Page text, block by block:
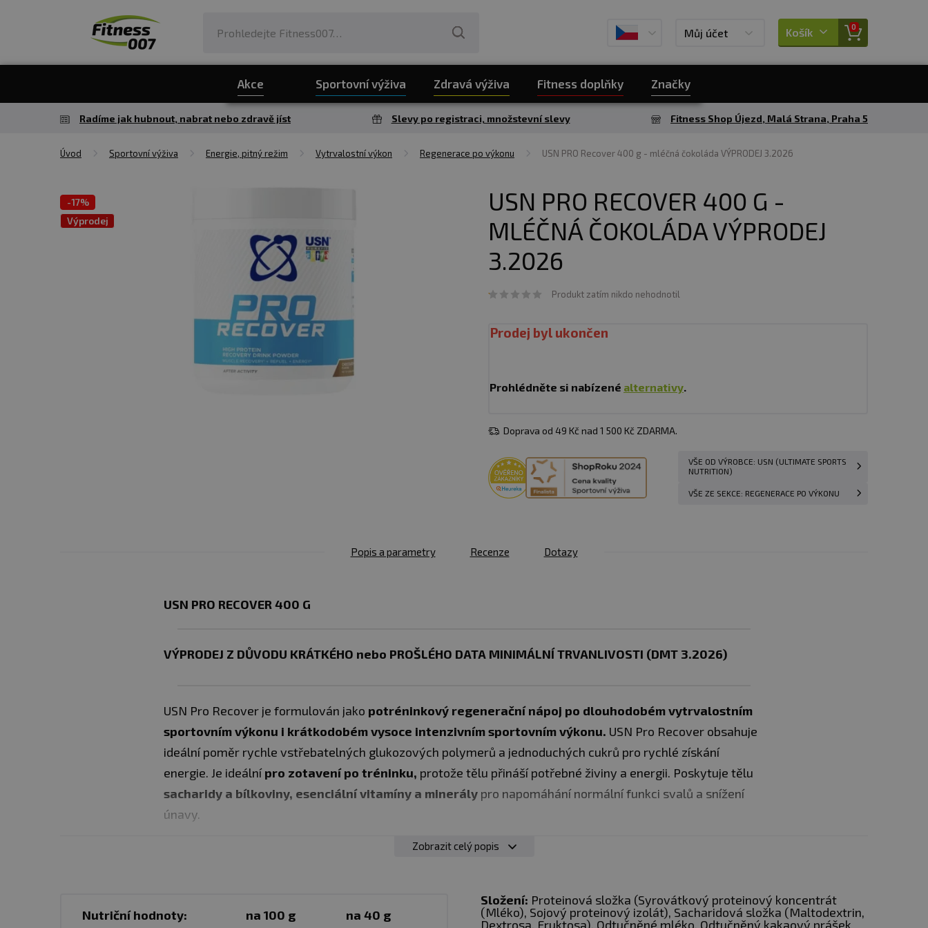
Můj účet Košík 0
Akce Sportovní výživa Zdravá výživa Fitness doplňky Značky
Radíme jak hubnout, nabrat nebo zdravě jíst Slevy po registraci, množstevní slevy Fitness Shop Újezd, Malá Strana, Praha 5
Úvod Sportovní výživa Energie, pitný režim Vytrvalostní výkon Regenerace po výkonu USN PRO Recover 400 g - mléčná čokoláda VÝPRODEJ 3.2026
-17%
Výprodej
USN PRO RECOVER 400 G -
MLÉČNÁ ČOKOLÁDA VÝPRODEJ
3.2026
Produkt zatím nikdo nehodnotil
Prodej byl ukončen
Prohlédněte si nabízené alternativy.
Doprava od 49 Kč nad 1 500 Kč ZDARMA.
VŠE OD VÝROBCE: USN (ULTIMATE SPORTS
NUTRITION)
VŠE ZE SEKCE: REGENERACE PO VÝKONU
Popis a parametry Recenze Dotazy
USN PRO RECOVER 400 G
VÝPRODEJ Z DŮVODU KRÁTKÉHO nebo PROŠLÉHO DATA MINIMÁLNÍ TRVANLIVOSTI (DMT 3.2026)
USN Pro Recover je formulován jako potréninkový regenerační nápoj po dlouhodobém vytrvalostním
sportovním výkonu i krátkodobém vysoce intenzivním sportovním výkonu. USN Pro Recover obsahuje
ideální poměr rychle vstřebatelných glukozových polymerů a jednoduchých cukrů pro rychlé získání
energie. Je ideálnípro zotavení po tréninku, protože tělu přináší potřebné živiny a energii. Poskytuje tělu
sacharidy a bílkoviny, esenciální vitamíny a minerály pro napomáhání normální funkci svalů a snížení
únavy.
✅ideální poměr rychle vstřebatelných glukozových polymerů a jednoduchých cukrů
Zobrazit celý popis
Nutriční hodnoty: na 100 g na 40 g
Složení: Proteinová složka (Syrovátkový proteinový koncentrát
(Mléko), Sojový proteinový izolát), Sacharidová složka (Maltodextrin,
Dextrosa, Fruktosa), Odtučněné mléko, Odtučněný kakaový prášek